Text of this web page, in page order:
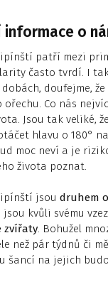
informace o
patří mezi
často tvrdí. I
doufejme,
ořechu. Co nás
Jsou tak veliké,
hlavu o 180°
moc neví a je
života poznat.
jsou druhem
jsou kvůli svému
zvířaty. Bohužel
než pár týdnů či
šancí na jejich